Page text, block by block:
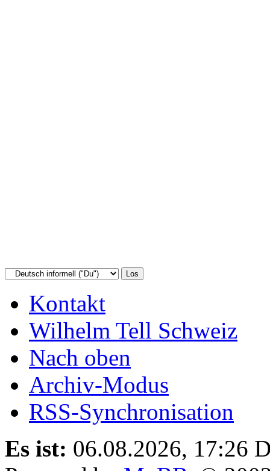
Kontakt
Wilhelm Tell Schweiz
Nach oben
Archiv-Modus
RSS-Synchronisation
Es ist: 06.08.2026, 17:26